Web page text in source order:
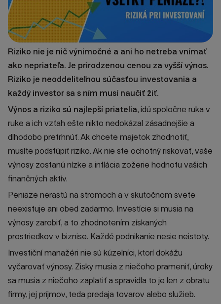
Riziko nie je nič výnimočné a ani ho netreba vnímať
ako nepriateľa. Je prirodzenou cenou za vyšší výnos.
Riziko je neoddeliteľnou súčasťou investovania a
každý investor sa s ním musí naučiť žiť.
Výnos a riziko sú najlepší priatelia, idú spoločne ruka v
ruke a ich vzťah ešte nikto nedokázal zásadnejšie a
dlhodobo pretrhnúť. Ak chcete majetok zhodnotiť,
musíte podstúpiť riziko. Ak nie ste ochotný riskovať, vaše
výnosy zostanú nízke a inflácia zožerie hodnotu vašich
finančných aktív.
Peniaze nerastú na stromoch a v skutočnom svete
neexistuje ani obed zadarmo. Investície si musia na
výnosy zarobiť, a to zhodnotením získaných
prostriedkov v biznise. Každé podnikanie nesie neistoty.
Investiční manažéri nie sú kúzelníci, ktorí dokážu
vyčarovať výnosy. Zisky musia z niečoho prameniť, úroky
sa musia z niečoho zaplatiť a spravidla to je len z obratu
firmy, jej príjmov, teda predaja tovarov alebo služieb.